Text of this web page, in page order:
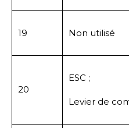
19 Non utilisé
20
ESC ;
Levier de